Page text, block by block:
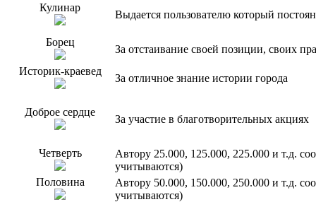
Кулинар
Выдается пользователю который
Борец
За отстаивание своей позиции, своих
Историк-краевед
За отличное знание истории города
Доброе сердце
За участие в благотворительных акциях
Четверть
Автору 25.000, 125.000, 225.000 и т.д.
учитываются)
Половина
Автору 50.000, 150.000, 250.000 и т.д.
учитываются)